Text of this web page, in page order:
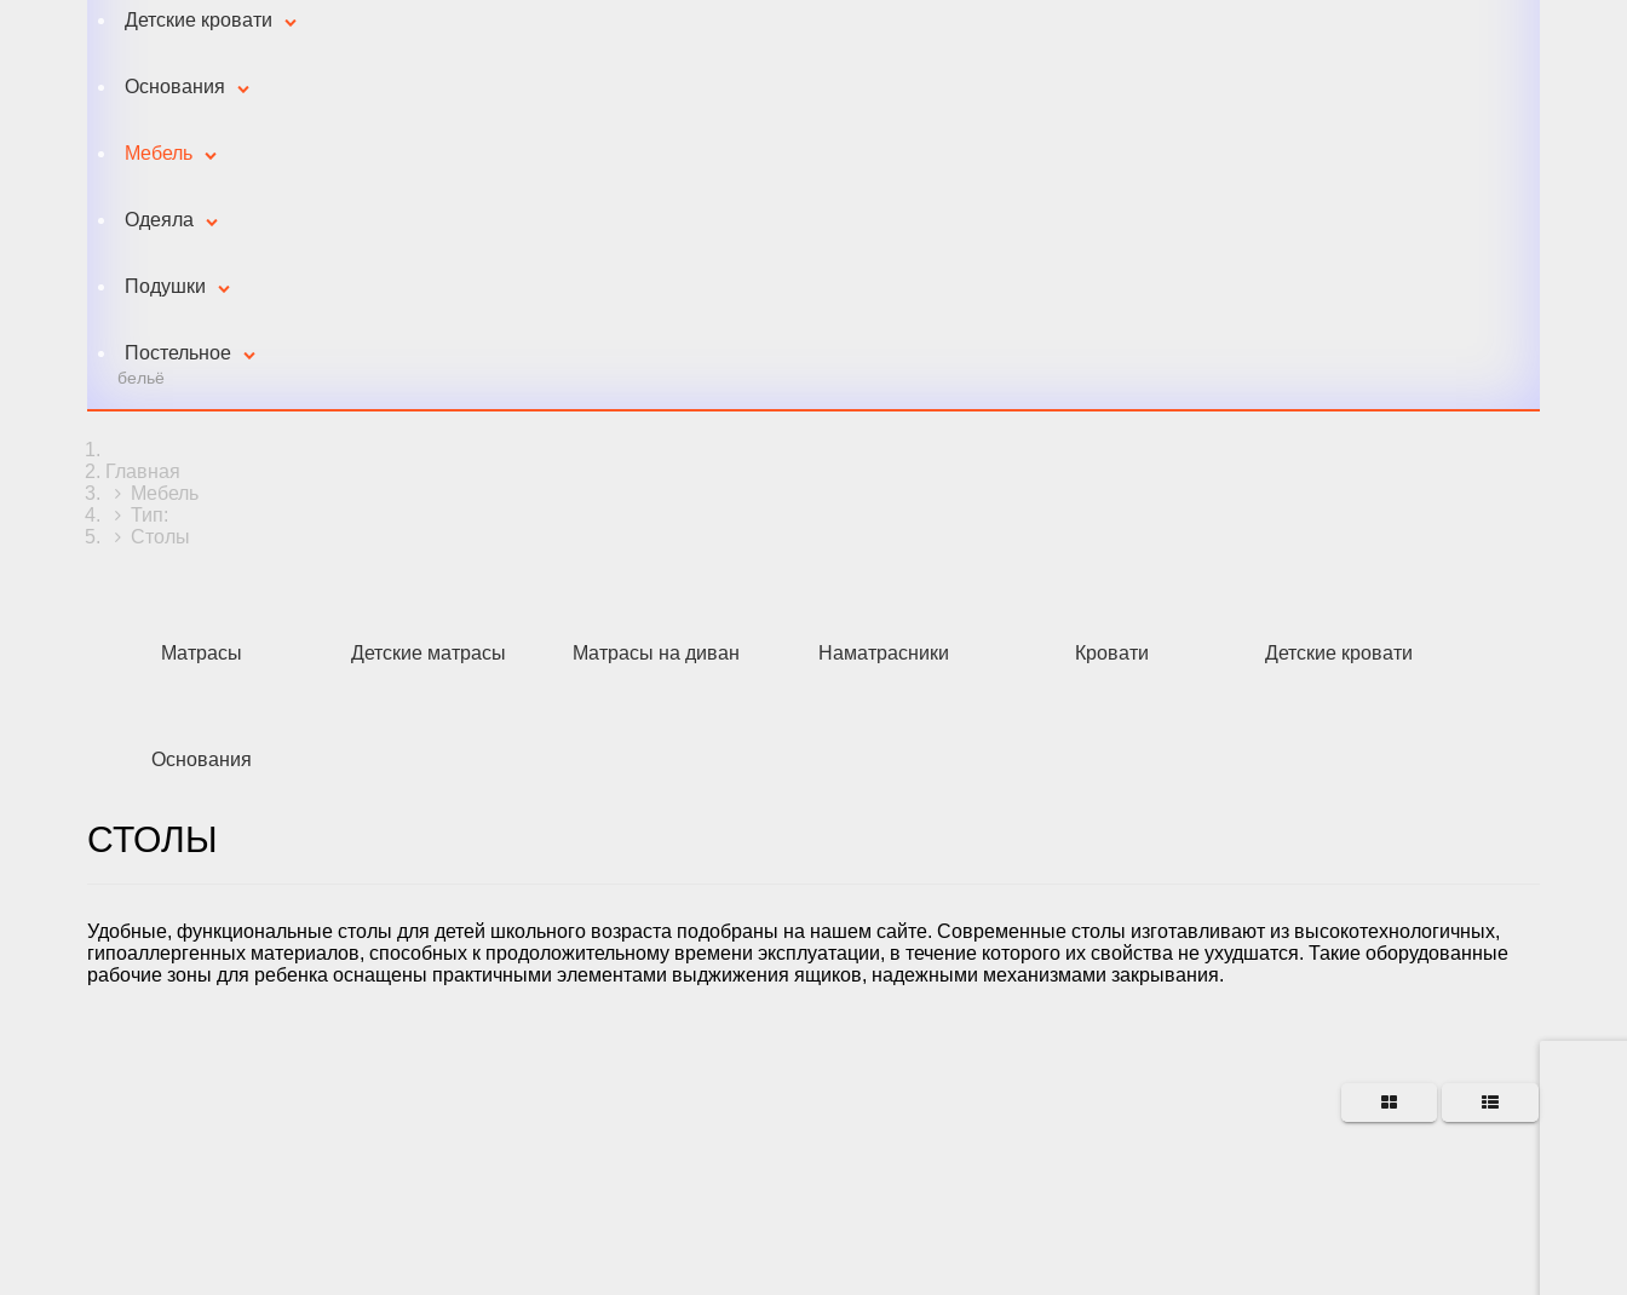
Детские кровати
Основания
Мебель
Одеяла
Подушки
Постельное
бельё
Главная
Мебель
Тип:
Столы
Матрасы Детские матрасы Матрасы на диван Наматрасники Кровати Детские кровати
Основания
СТОЛЫ
Удобные, функциональные столы для детей школьного возраста подобраны на нашем сайте. Современные столы изготавливают из высокотехнологичных,
гипоаллергенных материалов, способных к продоложительному времени эксплуатации, в течение которого их свойства не ухудшатся. Такие оборудованные
рабочие зоны для ребенка оснащены практичными элементами выджижения ящиков, надежными механизмами закрывания.